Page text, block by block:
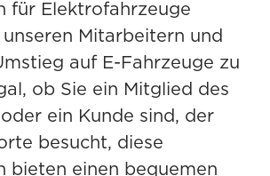
für Elektrofahrzeuge
Mitarbeitern und
auf E-Fahrzeuge zu
ob Sie ein Mitglied des
oder ein Kunde sind, der
besucht, diese
bieten einen bequemen